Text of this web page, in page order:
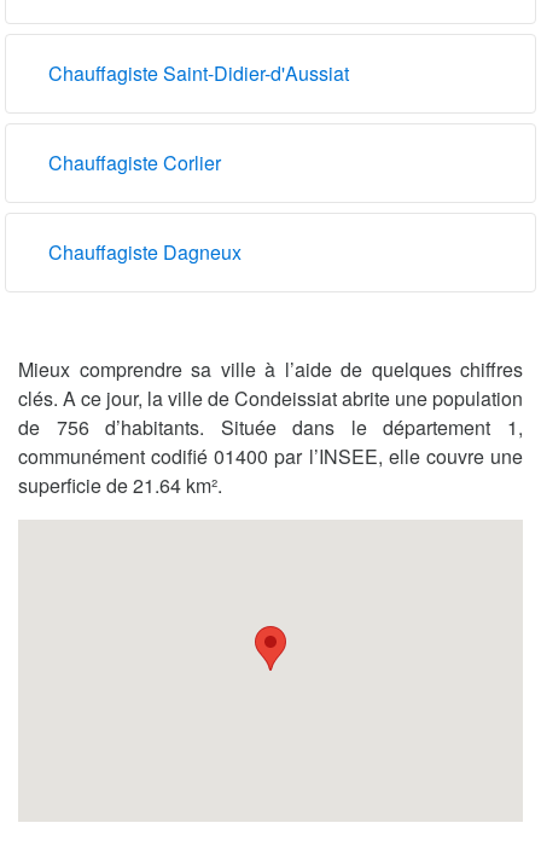
Chauffagiste Saint-Didier-d'Aussiat
Chauffagiste Corlier
Chauffagiste Dagneux
Mieux comprendre sa ville à l’aide de quelques chiffres
clés. A ce jour, la ville de Condeissiat abrite une population
de 756 d’habitants. Située dans le département 1,
communément codifié 01400 par l’INSEE, elle couvre une
superficie de 21.64 km².